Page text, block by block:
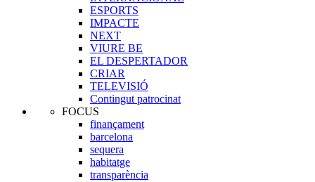
ESPORTS
IMPACTE
NEXT
VIURE BE
EL DESPERTADOR
CRIAR
TELEVISIÓ
Contingut patrocinat
FOCUS
finançament
barcelona
sequera
habitatge
transparència